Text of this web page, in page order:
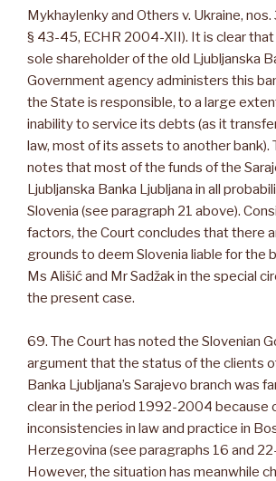
Mykhaylenky and Others v. Ukraine,
§ 43-45, ECHR 2004-XII). It is clear that
sole shareholder of the old Ljubljanska
Government agency administers this
the State is responsible, to a large
inability to service its debts (as it
law, most of its assets to another bank).
notes that most of the funds of the
Ljubljanska Banka Ljubljana in all
Slovenia (see paragraph 21 above).
factors, the Court concludes that there
grounds to deem Slovenia liable for the
Ms Ališić and Mr Sadžak in the special
the present case.
69. The Court has noted the Slovenian
argument that the status of the clients
Banka Ljubljana’s Sarajevo branch was
clear in the period 1992-2004 because
inconsistencies in law and practice in
Herzegovina (see paragraphs 16 and
However, the situation has meanwhile